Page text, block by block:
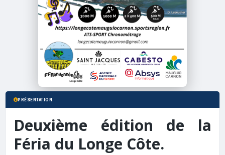
PRÉSENTATION
Deuxième édition de la
Féria du Longe Côte.